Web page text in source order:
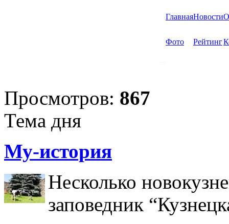
ГлавнаяНовости
Фото Рейтинг
Просмотров: 867
Тема дня
Му-история
Несколько
заповедник